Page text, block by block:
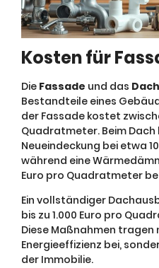
Kosten für
Die Fassade und das Dach
Bestandteile eines
der Fassade kostet
Quadratmeter. Beim
Neueindeckung bei etwa
während eine
Euro pro Quadratmeter
Ein vollständiger
bis zu 1.000 Euro pro
Diese Maßnahmen tragen
Energieeffizienz bei,
der Immobilie.